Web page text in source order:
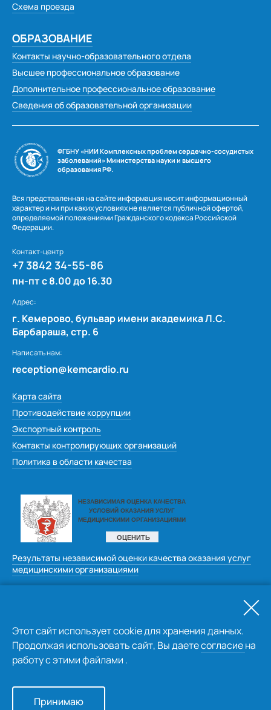
Схема проезда
ОБРАЗОВАНИЕ
Контакты научно-образовательного отдела
Высшее профессиональное образование
Дополнительное профессиональное образование
Сведения об образовательной организации
ФГБНУ «НИИ Комплексных проблем сердечно-сосудистых
заболеваний» Министерства науки и высшего
образования РФ.
Вся представленная на сайте информация носит информационный
характер и ни при каких условиях не является публичной офертой,
определяемой положениями Гражданского кодекса Российской
Федерации.
Контакт-центр
+7 3842 34-55-86
пн-пт с 8.00 до 16.30
Адрес:
г. Кемерово, бульвар имени академика Л.С.
Барбараша, стр. 6
Написать нам:
reception@kemcardio.ru
Карта сайта
Противодействие коррупции
Экспортный контроль
Контакты контролирующих организаций
Политика в области качества
Результаты независимой оценки качества оказания услуг
медицинскими организациями
Создание сайта
Этот сайт использует cookie для хранения данных.
Продолжая использовать сайт, Вы даетесогласиена
работу с этими файлами .
Принимаю